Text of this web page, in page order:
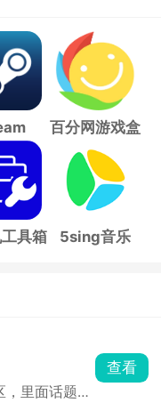
百分网游戏盒
子
具箱 5sing音乐
里面话题覆
查看